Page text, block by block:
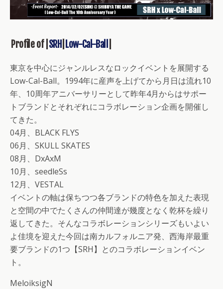
Profile of | SRH Low-Cal-Ball
東京を中心にジャンルレスなロックイベントを展開する
Low-Cal-Ball。1994年に産声を上げてから月日は流れ10
年、10周年アニバーサリーとして昨年4月からはサポー
トブランドとそれぞれにコラボレーション企画を開催し
てきた。
04月、BLACK FLYS
06月、SKULL SKATES
08月、DxAxM
10月、seedleSs
12月、VESTAL
イベントの軸は保ちつつ各ブランドの特色を加えた表現
と空間の中でたくさんの仲間達が幾度となく乾杯を繰り
返してきた。そんなコラボレーションシリーズもいよい
よ佳境を迎えた今回は南カルフォルニア発、西海岸最重
要ブランドの1つ【SRH】とのコラボレーションイベン
ト。
MeloiksigN